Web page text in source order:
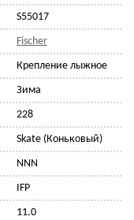
S55017
Fischer
Крепление лыжное
Зима
228
Skate (Коньковый)
NNN
IFP
11.0